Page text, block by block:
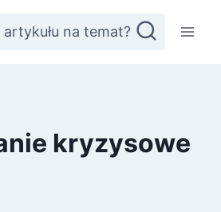
artykułu na temat?
kryzysowe